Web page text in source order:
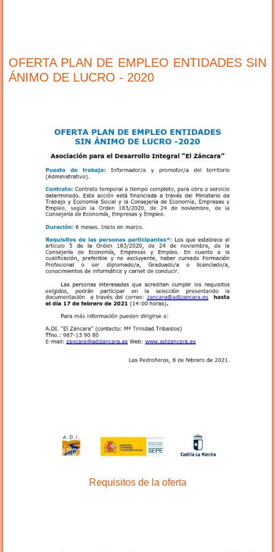
OFERTA PLAN DE EMPLEO ENTIDADES SIN
ÁNIMO DE LUCRO - 2020
Requisitos de la oferta